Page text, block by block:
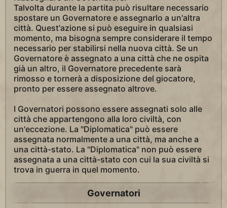
Talvolta durante la partita può risultare necessario
spostare un Governatore e assegnarlo a un'altra
città. Quest'azione si può eseguire in qualsiasi
momento, ma bisogna sempre considerare il tempo
necessario per stabilirsi nella nuova città. Se un
Governatore è assegnato a una città che ne ospita
già un altro, il Governatore precedente sarà
rimosso e tornerà a disposizione del giocatore,
pronto per essere assegnato altrove.
I Governatori possono essere assegnati solo alle
città che appartengono alla loro civiltà, con
un'eccezione. La "Diplomatica" può essere
assegnata normalmente a una città, ma anche a
una città-stato. La "Diplomatica" non può essere
assegnata a una città-stato con cui la sua civiltà si
trova in guerra in quel momento.
Governatori